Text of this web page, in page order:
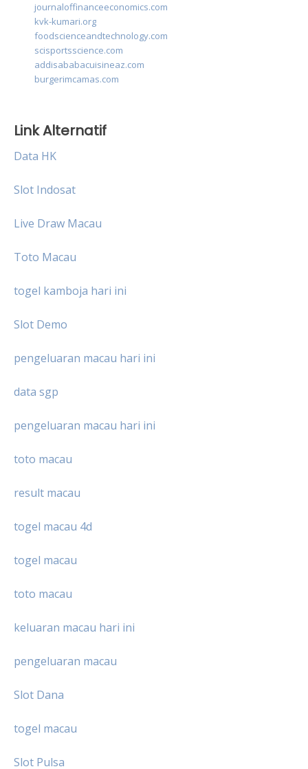
journaloffinanceeconomics.com
kvk-kumari.org
foodscienceandtechnology.com
scisportsscience.com
addisababacuisineaz.com
burgerimcamas.com
Link Alternatif
Data HK
Slot Indosat
Live Draw Macau
Toto Macau
togel kamboja hari ini
Slot Demo
pengeluaran macau hari ini
data sgp
pengeluaran macau hari ini
toto macau
result macau
togel macau 4d
togel macau
toto macau
keluaran macau hari ini
pengeluaran macau
Slot Dana
togel macau
Slot Pulsa